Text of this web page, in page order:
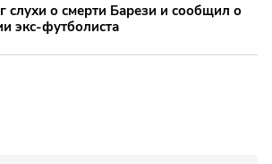
слухи о смерти Барези и сообщил о
экс-футболиста